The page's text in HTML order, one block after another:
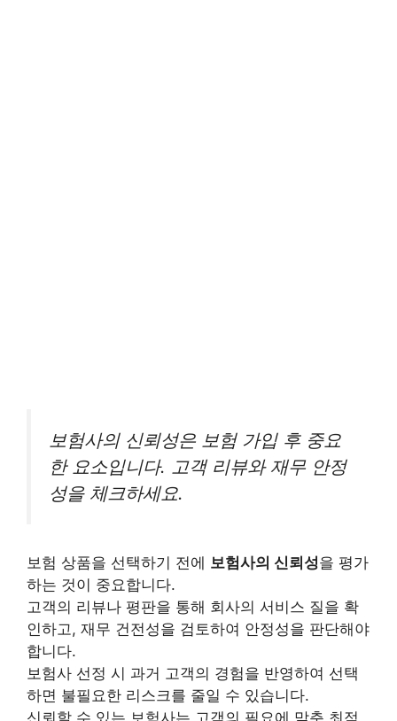
보험사의 신뢰성은 보험 가입 후 중요
한 요소입니다. 고객 리뷰와 재무 안정
성을 체크하세요.
보험 상품을 선택하기 전에 보험사의 신뢰성을 평가
하는 것이 중요합니다.
고객의 리뷰나 평판을 통해 회사의 서비스 질을 확
인하고, 재무 건전성을 검토하여 안정성을 판단해야
합니다.
보험사 선정 시 과거 고객의 경험을 반영하여 선택
하면 불필요한 리스크를 줄일 수 있습니다.
신뢰할 수 있는 보험사는 고객의 필요에 맞춘 최적